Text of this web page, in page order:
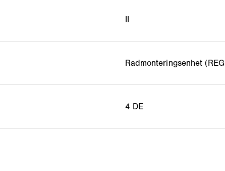
II
Radmonteringsenhet
4 DE